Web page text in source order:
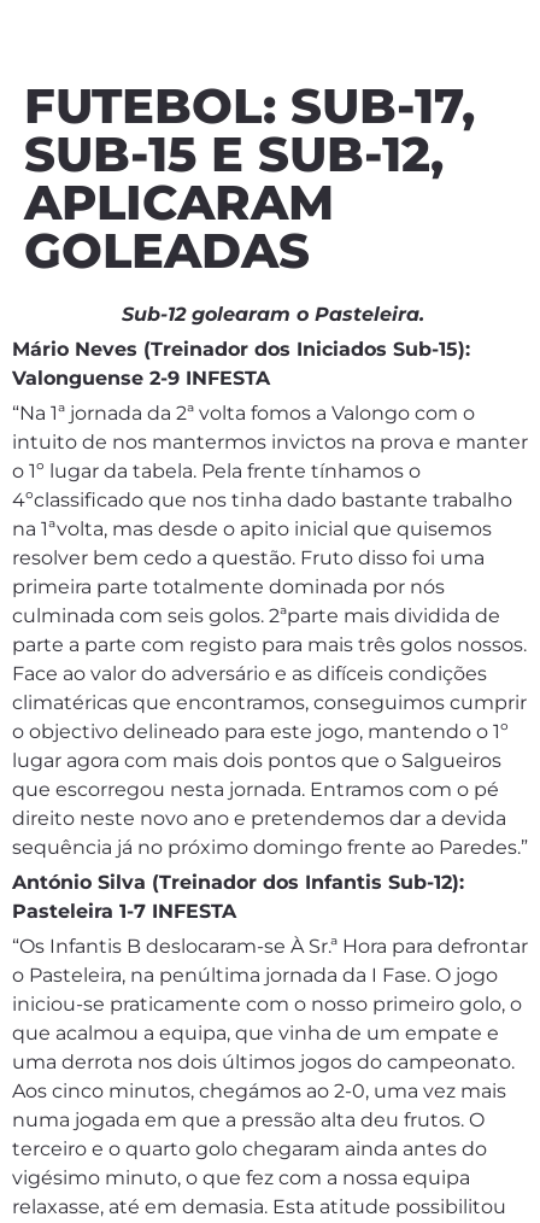
FUTEBOL: SUB-17,
SUB-15 E SUB-12,
APLICARAM
GOLEADAS
Sub-12 golearam o Pasteleira.
Mário Neves (Treinador dos Iniciados Sub-15):
Valonguense 2-9 INFESTA
“Na 1ª jornada da 2ª volta fomos a Valongo com o
intuito de nos mantermos invictos na prova e manter
o 1º lugar da tabela. Pela frente tínhamos o
4ºclassificado que nos tinha dado bastante trabalho
na 1ªvolta, mas desde o apito inicial que quisemos
resolver bem cedo a questão. Fruto disso foi uma
primeira parte totalmente dominada por nós
culminada com seis golos. 2ªparte mais dividida de
parte a parte com registo para mais três golos nossos.
Face ao valor do adversário e as difíceis condições
climatéricas que encontramos, conseguimos cumprir
o objectivo delineado para este jogo, mantendo o 1º
lugar agora com mais dois pontos que o Salgueiros
que escorregou nesta jornada. Entramos com o pé
direito neste novo ano e pretendemos dar a devida
sequência já no próximo domingo frente ao Paredes.”
António Silva (Treinador dos Infantis Sub-12):
Pasteleira 1-7 INFESTA
“Os Infantis B deslocaram-se À Sr.ª Hora para defrontar
o Pasteleira, na penúltima jornada da I Fase. O jogo
iniciou-se praticamente com o nosso primeiro golo, o
que acalmou a equipa, que vinha de um empate e
uma derrota nos dois últimos jogos do campeonato.
Aos cinco minutos, chegámos ao 2-0, uma vez mais
numa jogada em que a pressão alta deu frutos. O
terceiro e o quarto golo chegaram ainda antes do
vigésimo minuto, o que fez com a nossa equipa
relaxasse, até em demasia. Esta atitude possibilitou